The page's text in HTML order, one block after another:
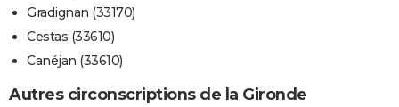
Gradignan (33170)
Cestas (33610)
Canéjan (33610)
Autres circonscriptions de la Gironde